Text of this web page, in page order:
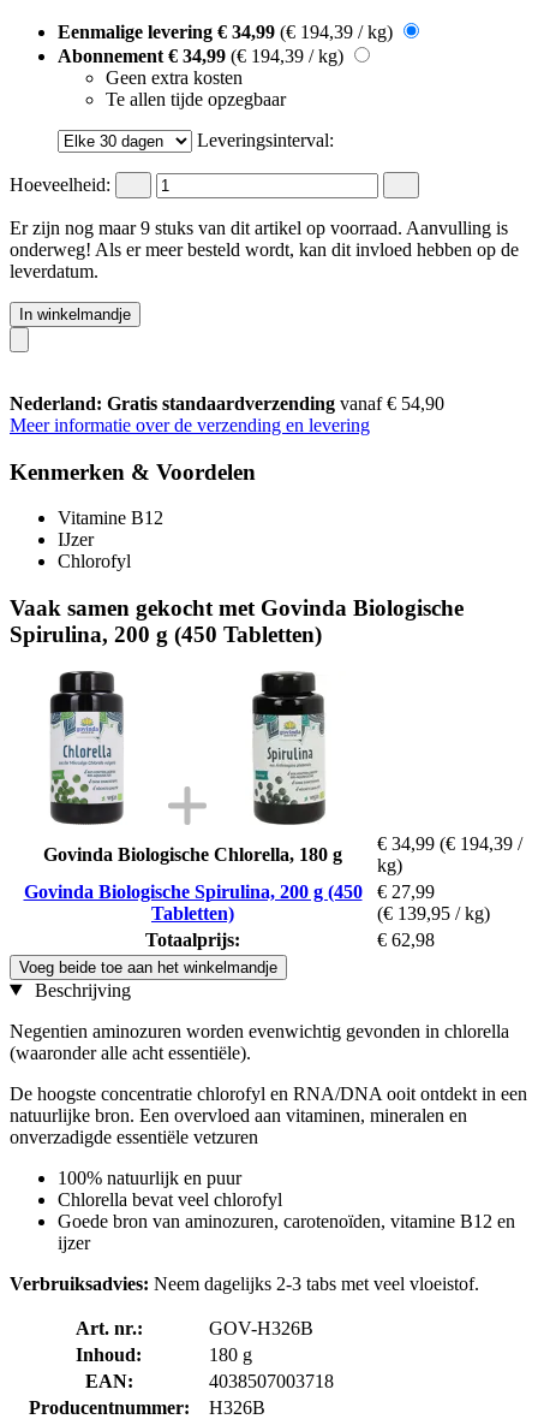
Eenmalige levering € 34,99 (€ 194,39 / kg)
Abonnement € 34,99 (€ 194,39 / kg)
Geen extra kosten
Te allen tijde opzegbaar
Leveringsinterval:
Hoeveelheid:
Er zijn nog maar 9 stuks van dit artikel op voorraad. Aanvulling is
onderweg! Als er meer besteld wordt, kan dit invloed hebben op de
leverdatum.
In winkelmandje
Nederland: Gratis standaardverzending vanaf € 54,90
Meer informatie over de verzending en levering
Kenmerken & Voordelen
Vitamine B12
IJzer
Chlorofyl
Vaak samen gekocht met Govinda Biologische
Spirulina, 200 g (450 Tabletten)
Govinda Biologische Chlorella, 180 g
€ 34,99 (€ 194,39 /
kg)
Govinda Biologische Spirulina, 200 g (450
Tabletten)
€ 27,99
(€ 139,95 / kg)
Totaalprijs:
€ 62,98
Voeg beide toe aan het winkelmandje
Beschrijving
Negentien aminozuren worden evenwichtig gevonden in chlorella
(waaronder alle acht essentiële).
De hoogste concentratie chlorofyl en RNA/DNA ooit ontdekt in een
natuurlijke bron. Een overvloed aan vitaminen, mineralen en
onverzadigde essentiële vetzuren
100% natuurlijk en puur
Chlorella bevat veel chlorofyl
Goede bron van aminozuren, carotenoïden, vitamine B12 en
ijzer
Verbruiksadvies: Neem dagelijks 2-3 tabs met veel vloeistof.
Art. nr.:
GOV-H326B
Inhoud:
180 g
EAN:
4038507003718
Producentnummer:
H326B